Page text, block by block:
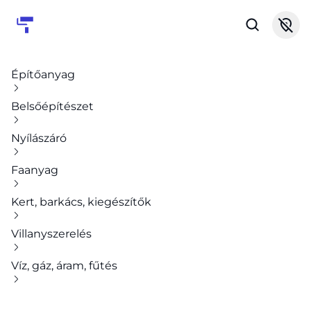
Építőanyag
Belsőépítészet
Nyílászáró
Faanyag
Kert, barkács, kiegészítők
Villanyszerelés
Víz, gáz, áram, fűtés